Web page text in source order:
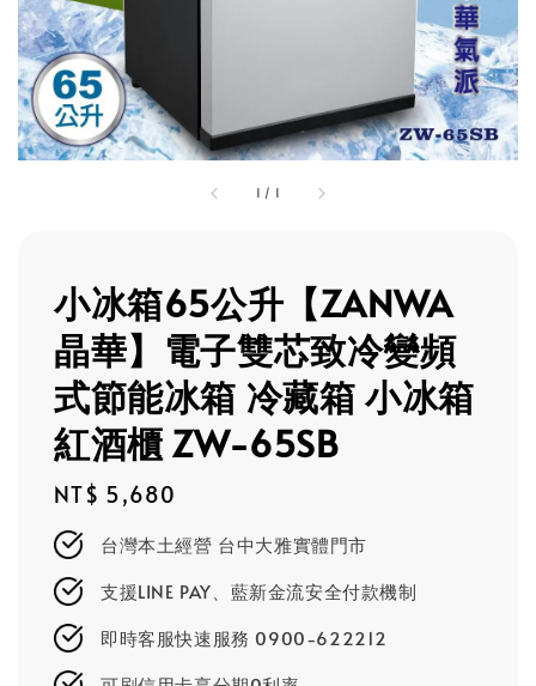
1 / 1
小冰箱65公升【ZANWA
晶華】電子雙芯致冷變頻
式節能冰箱 冷藏箱 小冰箱
紅酒櫃 ZW-65SB
Regular
price
NT$ 5,680
台灣本土經營 台中大雅實體門市
支援LINE PAY、藍新金流安全付款機制
即時客服快速服務 0900-622212